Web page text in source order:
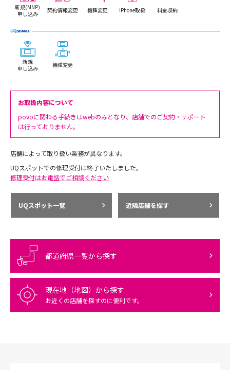
新規(MNP)
申し込み
契約情報変更 機種変更 iPhone取扱 料金収納
新規
申し込み
機種変更
お取扱内容について
povoに関わる手続きはwebのみとなり、店舗でのご契約・サポート
は行っておりません。
店舗によって取り扱い業務が異なります。
UQスポットでの修理受付は終了いたしました。
修理受付はお電話でご相談ください
UQスポット一覧 近隣店舗を探す
都道府県一覧から探す
現在地（地図）から探す
お近くの店舗を探すのに便利です。